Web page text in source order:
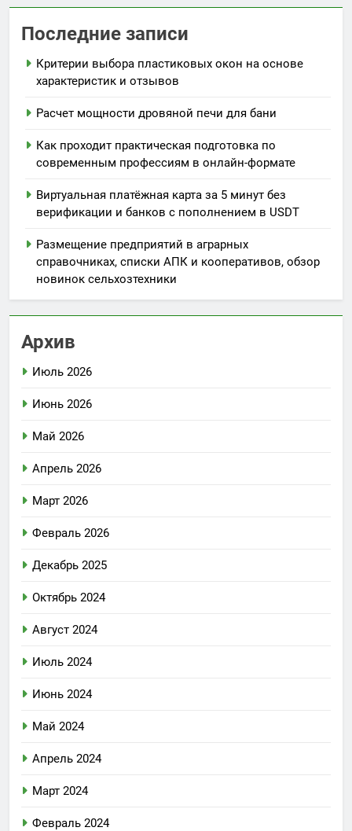
Последние записи
Критерии выбора пластиковых окон на основе
характеристик и отзывов
Расчет мощности дровяной печи для бани
Как проходит практическая подготовка по
современным профессиям в онлайн-формате
Виртуальная платёжная карта за 5 минут без
верификации и банков с пополнением в USDT
Размещение предприятий в аграрных
справочниках, списки АПК и кооперативов, обзор
новинок сельхозтехники
Архив
Июль 2026
Июнь 2026
Май 2026
Апрель 2026
Март 2026
Февраль 2026
Декабрь 2025
Октябрь 2024
Август 2024
Июль 2024
Июнь 2024
Май 2024
Апрель 2024
Март 2024
Февраль 2024